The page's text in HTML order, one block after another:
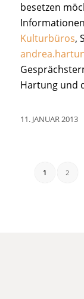
besetzen
Kulturbüros,
Hartung und
11. JANUAR 2013
1 2